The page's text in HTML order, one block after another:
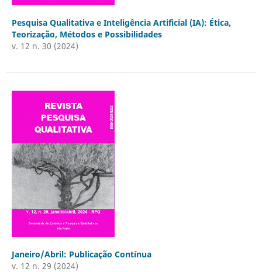
Pesquisa Qualitativa e Inteligência Artificial (IA): Ética,
Teorização, Métodos e Possibilidades
v. 12 n. 30 (2024)
Janeiro/Abril: Publicação Contínua
v. 12 n. 29 (2024)